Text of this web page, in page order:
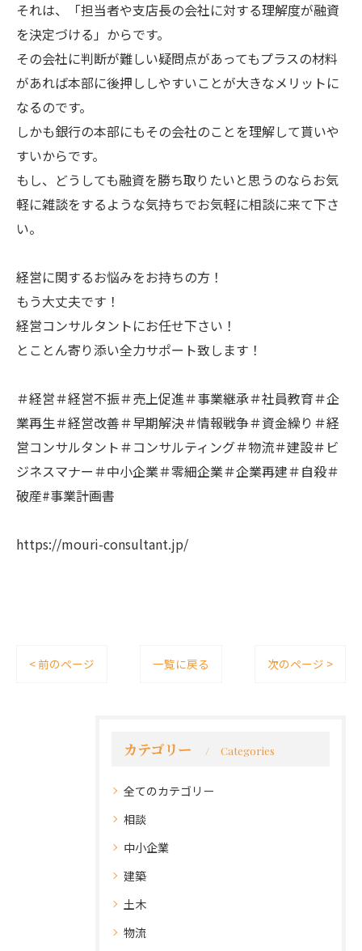
それは、「担当者や支店長の会社に対する理解度が融資
を決定づける」からです。
その会社に判断が難しい疑問点があってもプラスの材料
があれば本部に後押ししやすいことが大きなメリットに
なるのです。
しかも銀行の本部にもその会社のことを理解して貰いや
すいからです。
もし、どうしても融資を勝ち取りたいと思うのならお気
軽に雑談をするような気持ちでお気軽に相談に来て下さ
い。
経営に関するお悩みをお持ちの方！
もう大丈夫です！
経営コンサルタントにお任せ下さい！
とことん寄り添い全力サポート致します！
＃経営＃経営不振＃売上促進＃事業継承＃社員教育＃企
業再生＃経営改善＃早期解決＃情報戦争＃資金繰り＃経
営コンサルタント＃コンサルティング＃物流＃建設＃ビ
ジネスマナー＃中小企業＃零細企業＃企業再建＃自殺＃
破産#事業計画書
https://mouri-consultant.jp/
< 前のページ 一覧に戻る 次のページ >
カテゴリー Categories
全てのカテゴリー
相談
中小企業
建築
土木
物流